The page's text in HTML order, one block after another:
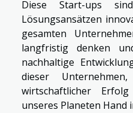
Diese Start-ups
Lösungsansätzen
gesamten
langfristig denken
nachhaltige
dieser
wirtschaftlicher
unseres Planeten Hand